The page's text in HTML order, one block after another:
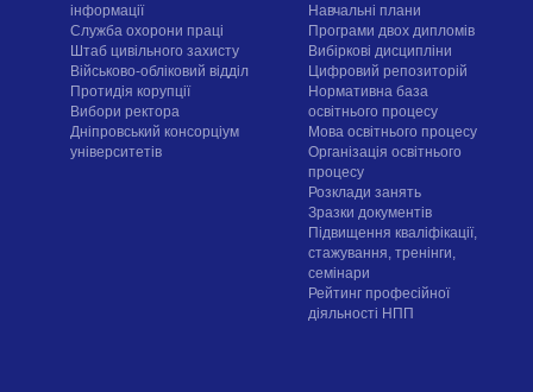
інформації
Служба охорони праці
Штаб цивільного захисту
Військово-обліковий відділ
Протидія корупції
Вибори ректора
Дніпровський консорціум
університетів
Навчальні плани
Програми двох дипломів
Вибіркові дисципліни
Цифровий репозиторій
Нормативна база
освітнього процесу
Мова освітнього процесу
Організація освітнього
процесу
Розклади занять
Зразки документів
Підвищення кваліфікації,
стажування, тренінги,
семінари
Рейтинг професійної
діяльності НПП